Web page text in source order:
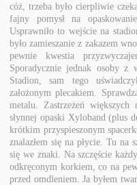
cóż, trzeba było cierpliwie
fajny pomysł na
Usprawniło to wejście na
było zamieszanie z zakazem
pewnie kwestia
Sporadycznie jednak osoby z
Stadion, sam tego
założonym plecakiem.
metalu. Zastrzeżeń
słynnej opaski Xyloband (plus
krótkim przyspieszonym
znalazłem się na płycie. Tu na
się we znaki. Na szczęście
odkręconym korkiem, co na
przed omdleniem. Ja byłem